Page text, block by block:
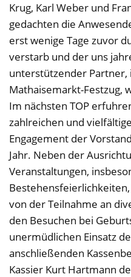
Krug, Karl Weber und
gedachten die
erst wenige Tage zuvor
verstarb und der uns
unterstützender Partner,
Mathaisemarkt-Festzug,
Im nächsten TOP
zahlreichen und
Engagement der
Jahr. Neben der
Veranstaltungen,
von der Teilnahme an
den Besuchen bei
unermüdlichen Einsatz
anschließenden
Kassier Kurt Hartmann